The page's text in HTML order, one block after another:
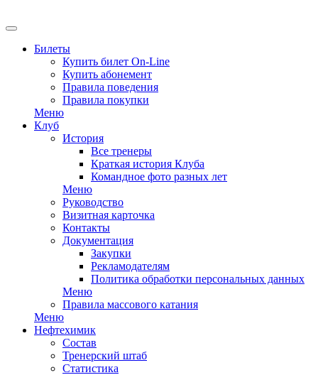
Билеты
Купить билет On-Line
Купить абонемент
Правила поведения
Правила покупки
Меню
Клуб
История
Все тренеры
Краткая история Клуба
Командное фото разных лет
Меню
Руководство
Визитная карточка
Контакты
Документация
Закупки
Рекламодателям
Политика обработки персональных данных
Меню
Правила массового катания
Меню
Нефтехимик
Состав
Тренерский штаб
Статистика